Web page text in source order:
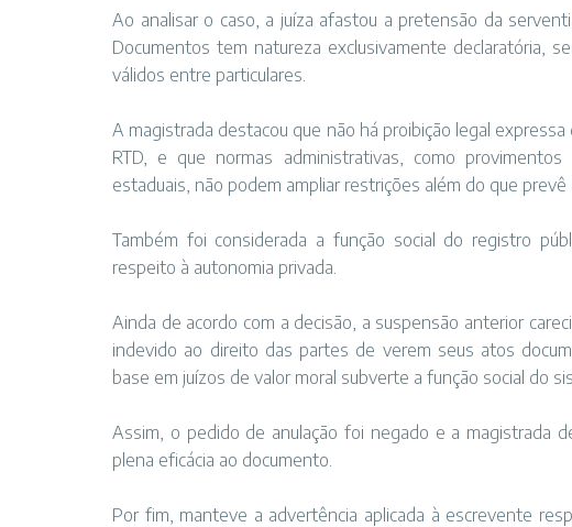
Ao analisar o caso, a juíza afastou a pretensão da
Documentos tem natureza exclusivamente declaratória,
válidos entre particulares.
A magistrada destacou que não há proibição legal
RTD, e que normas administrativas, como
estaduais, não podem ampliar restrições além do que prevê
Também foi considerada a função social do registro
respeito à autonomia privada.
Ainda de acordo com a decisão, a suspensão anterior
indevido ao direito das partes de verem seus atos
base em juízos de valor moral subverte a função social do
Assim, o pedido de anulação foi negado e a magistrada
plena eficácia ao documento.
Por fim, manteve a advertência aplicada à escrevente